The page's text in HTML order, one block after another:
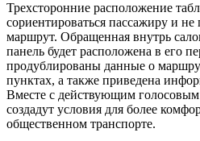
Трехсторонние расположение
сориентироваться пассажиру и
маршрут. Обращенная внутрь
панель будет расположена в его
продублированы данные о
пунктах, а также приведена
Вместе с действующим
создадут условия для более
общественном транспорте.